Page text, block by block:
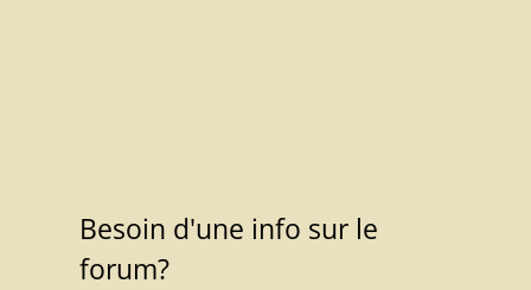
Besoin d'une info sur le
forum?